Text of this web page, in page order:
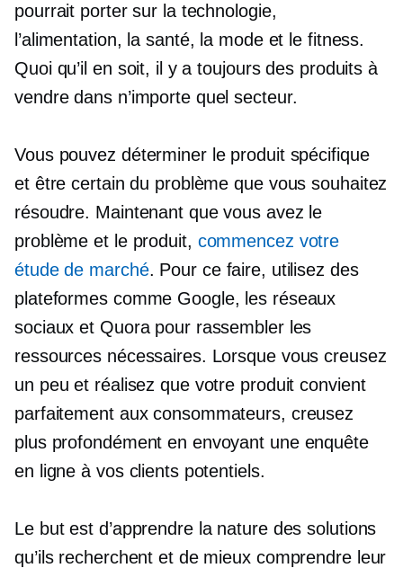
pourrait porter sur la technologie,
l’alimentation, la santé, la mode et le fitness.
Quoi qu’il en soit, il y a toujours des produits à
vendre dans n’importe quel secteur.
Vous pouvez déterminer le produit spécifique
et être certain du problème que vous souhaitez
résoudre. Maintenant que vous avez le
problème et le produit, commencez votre
étude de marché. Pour ce faire, utilisez des
plateformes comme Google, les réseaux
sociaux et Quora pour rassembler les
ressources nécessaires. Lorsque vous creusez
un peu et réalisez que votre produit convient
parfaitement aux consommateurs, creusez
plus profondément en envoyant une enquête
en ligne à vos clients potentiels.
Le but est d’apprendre la nature des solutions
qu’ils recherchent et de mieux comprendre leur